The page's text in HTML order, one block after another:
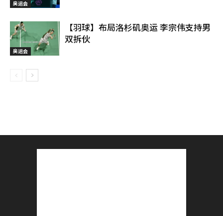
奥运会
奥运会
【羽球】布局洛杉矶奥运 李宗伟支持男
双拆伙